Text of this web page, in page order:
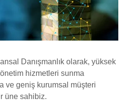
Danışmanlık olarak, yüksek
hizmetleri sunma
ve geniş kurumsal müşteri
üne sahibiz.